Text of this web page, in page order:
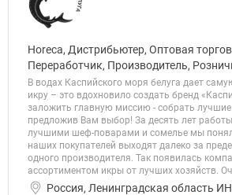
Horeca, Дистрибьютер, Оптовая
Переработчик, Производитель,
В водах Каспийского моря белуга дает
икру – это вдохновило создать бренд
заложить главную миссию - собрать
предложив Вам выбор! За десять лет
лучшими шеф-поварами и сомелье мы
наших покупателей выходят далеко за
одного производителя. Так появилась
ассортиментом икры от лучших хозяйств.
Россия, Ленинградская область